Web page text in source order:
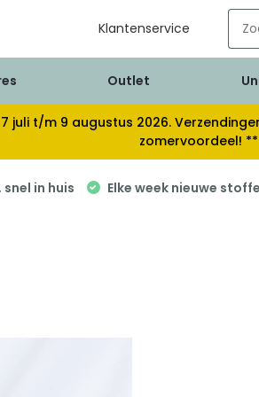
Klantenservice
Outlet
juli t/m 9 augustus 2026.
zomervoordeel! **
in huis Elke week nieuwe